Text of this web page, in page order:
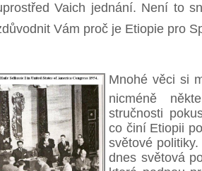
Vaich jednání. Není to
Vám proč je Etiopie pro
Mnohé věci si
nicméně
stručnosti
co činí Etiopii
světové
dnes světová